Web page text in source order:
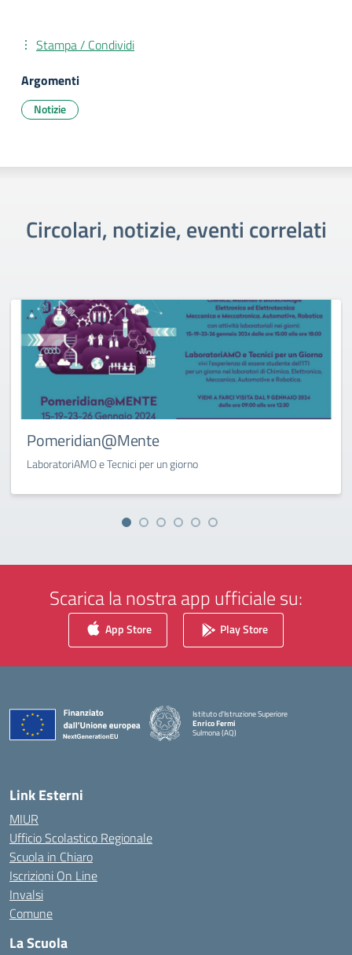
Stampa / Condividi
Argomenti
Notizie
Circolari, notizie, eventi correlati
Pomeridian@Mente
LaboratoriAMO e Tecnici per un giorno
Scarica la nostra app ufficiale su:
App Store Play Store
Istituto d'Istruzione Superiore
Enrico Fermi
Sulmona (AQ)
— Visita la pagina iniziale della scuola
Link Esterni
MIUR
Ufficio Scolastico Regionale
Scuola in Chiaro
Iscrizioni On Line
Invalsi
Comune
La Scuola